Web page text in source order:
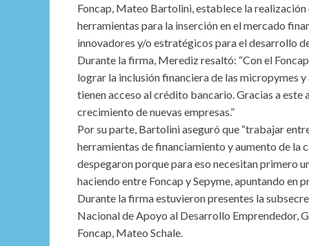
Foncap, Mateo Bartolini, establece la
herramientas para la inserción en el mercado
innovadores y/o estratégicos para el desarrollo
Durante la firma, Merediz resaltó: “Con el
lograr la inclusión financiera de las micropymes
tienen acceso al crédito bancario. Gracias a
crecimiento de nuevas empresas.”
Por su parte, Bartolini aseguró que “trabajar
herramientas de financiamiento y aumento de la
despegaron porque para eso necesitan primero
haciendo entre Foncap y Sepyme, apuntando en
Durante la firma estuvieron presentes la
Nacional de Apoyo al Desarrollo Emprendedor,
Foncap, Mateo Schale.